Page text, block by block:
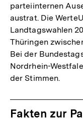
parteiinternen
austrat. Die
Landtagswahlen
Thüringen
Bei der
Nordrhein-
der Stimmen.
Fakten zur